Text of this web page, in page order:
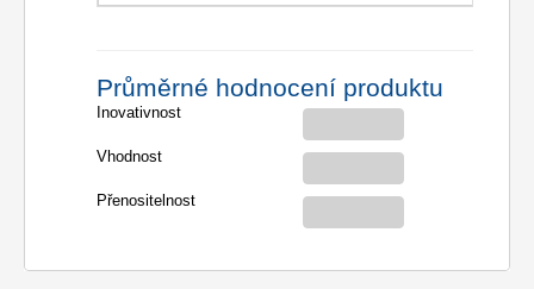
Průměrné hodnocení produktu
Inovativnost
Vhodnost
Přenositelnost